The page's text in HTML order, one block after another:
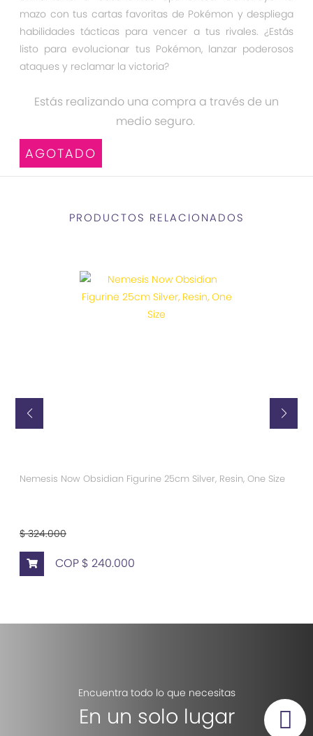
mazo con tus cartas favoritas de Pokémon y despliega
habilidades tácticas para vencer a tus rivales. ¿Estás
listo para evolucionar tus Pokémon, lanzar poderosos
ataques y reclamar la victoria?
Estás realizando una compra a través de un
medio seguro.
AGOTADO
PRODUCTOS RELACIONADOS
Nemesis Now Obsidian Figurine 25cm Silver, Resin, One Size
$ 324.000
COP $ 240.000
Encuentra todo lo que necesitas
En un solo lugar